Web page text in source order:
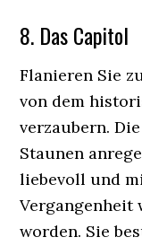
8. Das Capitol
Flanieren Sie
von dem
verzaubern.
Staunen
liebevoll und
Vergangenheit
worden. Sie